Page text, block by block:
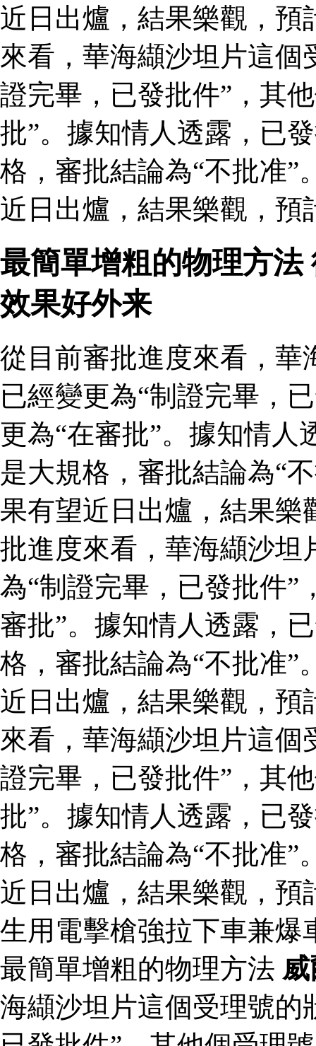
近日出爐，結果樂觀，預
來看，華海纈沙坦片這個
證完畢，已發批件”，其
批”。據知情人透露，已
格，審批結論為“不批准”
近日出爐，結果樂觀，預
最簡單增粗的物理方
效果好外来
從目前審批進度來看，華
已經變更為“制證完畢，
更為“在審批”。據知情
是大規格，審批結論為“
果有望近日出爐，結果樂
批進度來看，華海纈沙坦
為“制證完畢，已發批件”
審批”。據知情人透露，
格，審批結論為“不批准”
近日出爐，結果樂觀，預
來看，華海纈沙坦片這個
證完畢，已發批件”，其
批”。據知情人透露，已
格，審批結論為“不批准”
近日出爐，結果樂觀，
生用電擊槍強拉下車兼
最簡單增粗的物理方法
海纈沙坦片這個受理號的